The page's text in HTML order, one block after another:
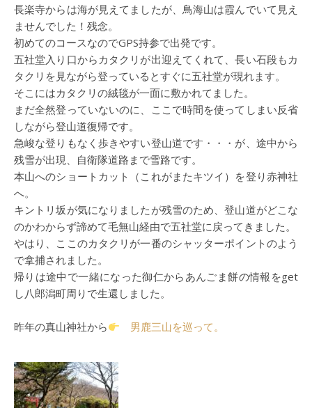
長楽寺からは海が見えてましたが、鳥海山は霞んでいて見え
ませんでした！残念。
初めてのコースなのでGPS持参で出発です。
五社堂入り口からカタクリが出迎えてくれて、長い石段もカ
タクリを見ながら登っているとすぐに五社堂が現れます。
そこにはカタクリの絨毯が一面に敷かれてました。
まだ全然登っていないのに、ここで時間を使ってしまい反省
しながら登山道復帰です。
急峻な登りもなく歩きやすい登山道です・・・が、途中から
残雪が出現、自衛隊道路まで雪路です。
本山へのショートカット（これがまたキツイ）を登り赤神社
へ。
キントリ坂が気になりましたが残雪のため、登山道がどこな
のかわからず諦めて毛無山経由で五社堂に戻ってきました。
やはり、ここのカタクリが一番のシャッターポイントのよう
で拿捕されました。
帰りは途中で一緒になった御仁からあんごま餅の情報をget
し八郎潟町周りで生還しました。
昨年の真山神社から 男鹿三山を巡って。